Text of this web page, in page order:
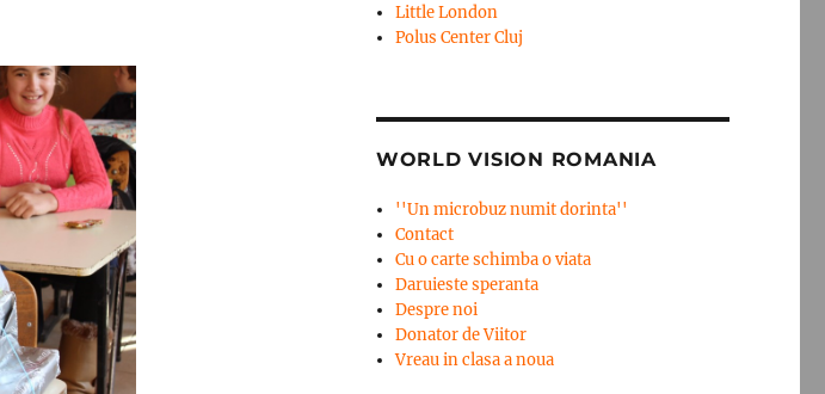
Little London
Polus Center Cluj
WORLD VISION ROMANIA
''Un microbuz numit dorinta''
Contact
Cu o carte schimba o viata
Daruieste speranta
Despre noi
Donator de Viitor
Vreau in clasa a noua